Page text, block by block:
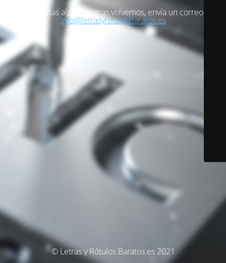
Si necesitas algo mientras volvemos, envía un correo a
info@letrasyrotulosbaratos.es
© Letras y Rótulos Baratos.es 2021